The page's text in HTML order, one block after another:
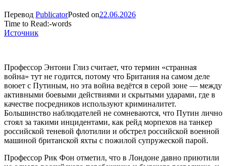
Перевод PublicatorPosted on22.06.2026
Time to Read:-words
Источник
Профессор Энтони Глиз считает, что термин «странная
война» тут не годится, потому что Британия на самом деле
воюет с Путиным, но эта война ведётся в серой зоне — между
активными боевыми действиями и скрытыми ударами, где в
качестве посредников используют криминалитет.
Большинство наблюдателей не сомневаются, что Путин лично
стоял за такими инцидентами, как рейд морпехов на танкер
российской теневой флотилии и обстрел российской военной
машиной британской яхты с пожилой супружеской парой.
Профессор Рик Фон отметил, что в Лондоне давно приютили